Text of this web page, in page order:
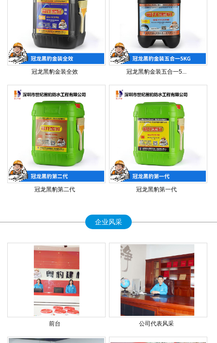
冠龙黑豹金装全效 冠龙黑豹金装五合一5...
冠龙黑豹第二代 冠龙黑豹第一代
企业风采
前台 公司代表风采